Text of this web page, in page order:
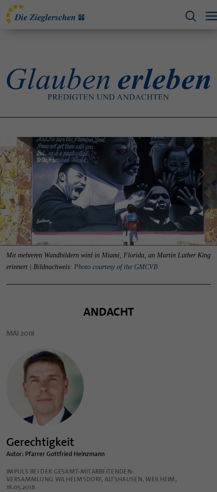
Mit mehreren Wandbildern wird in Miami, Florida, an Martin Luther King
erinnert | Bildnachweis: Photo courtesy of the GMCVB
ANDACHT
MAI 2018
Gerechtigkeit
Autor: Pfarrer Gottfried Heinzmann
IMPULS BEI DER GESAMT-MITARBEITENDEN-
VERSAMMLUNG WILHELMSDORF, ALTSHAUSEN, WEILHEIM,
18.05.2018